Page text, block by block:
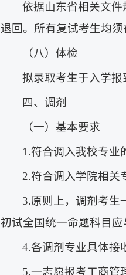
依据山东省相关文
退回。所有复试考生均
（八）体检
拟录取考生于入学报
四、调剂
（一）基本要求
1.符合调入我校专业
2.符合调入学院相关
3.原则上，调剂考生
初试全国统一命题科目应
4.各调剂专业具体接
5.一志愿报考工商管